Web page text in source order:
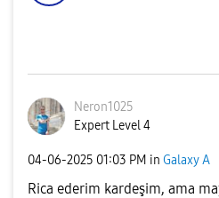
Neron1025
Expert Level 4
‎04-06-2025 01:03 PM in Galaxy A
Rica ederim kardeşim, ama